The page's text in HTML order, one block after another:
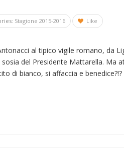
Stagione 2015-2016 Like
al tipico vigile romano, da
del Presidente Mattarella. Ma
di bianco, si affaccia e